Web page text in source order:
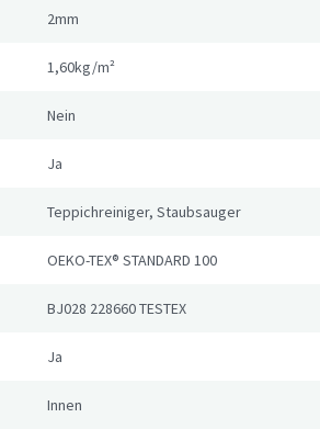
2mm
1,60kg/m²
Nein
Ja
Teppichreiniger, Staubsauger
OEKO-TEX® STANDARD 100
BJ028 228660 TESTEX
Ja
Innen